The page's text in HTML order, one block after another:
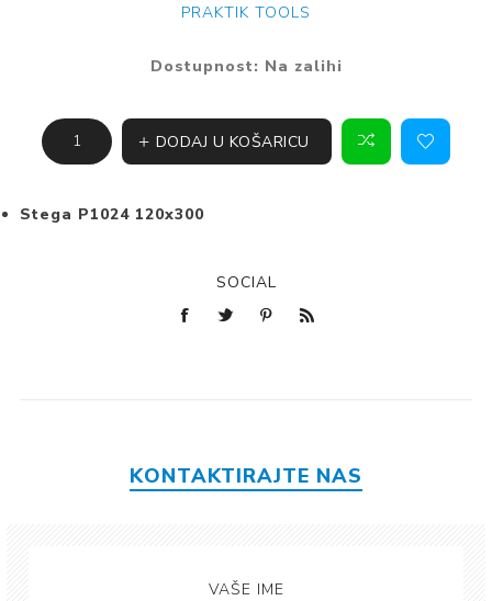
PRAKTIK TOOLS
Dostupnost: Na zalihi
DODAJ U KOŠARICU
Stega P1024 120x300
SOCIAL
KONTAKTIRAJTE NAS
VAŠE IME